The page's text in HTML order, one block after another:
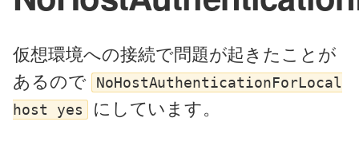
仮想環境への接続で問題が起きたことが
あるので
NoHostAuthenticationForLocal
host yes にしています。